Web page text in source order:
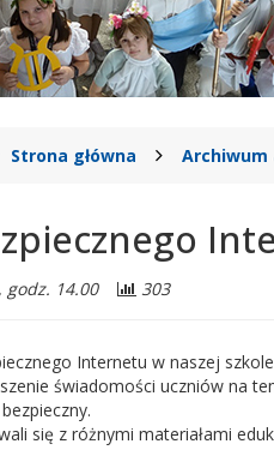
Strona główna
godz. 14.00 303
Internetu w naszej
świadomości uczniów na
się z różnymi materiałami